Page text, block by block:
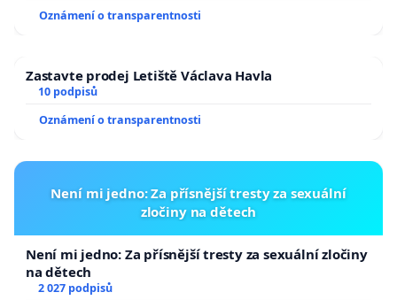
Oznámení o transparentnosti
Zastavte prodej Letiště Václava Havla
10 podpisů
Oznámení o transparentnosti
Není mi jedno: Za přísnější tresty za sexuální
zločiny na dětech
Není mi jedno: Za přísnější tresty za sexuální zločiny
na dětech
2 027 podpisů